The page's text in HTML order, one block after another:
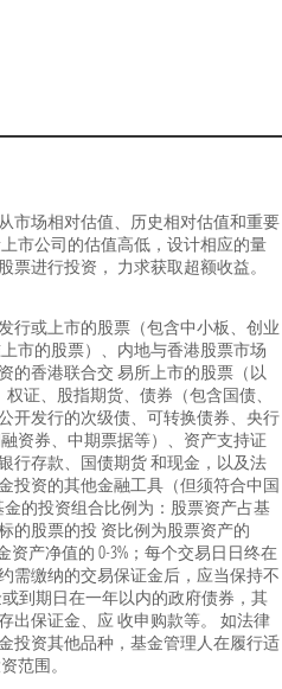
市场相对估值、历史相对估值和重要
市公司的估值高低，设计相应的量
票进行投资， 力求获取超额收益。
行或上市的股票（包含中小板、创业
市的股票）、内地与香港股票市场
的香港联合交 易所上市的股票（以
证、股指期货、债券（包含国债、
开发行的次级债、可转换债券、央行
资券、中期票据等）、资产支持证
行存款、国债期货 和现金，以及法
投资的其他金融工具（但须符合中国
的投资组合比例为：股票资产占基
的股票的投 资比例为股票资产的
资产净值的 0-3%；每个交易日日终在
需缴纳的交易保证金后，应当保持不
到期日在一年以内的政府债券，其
出保证金、应 收申购款等。 如法律
投资其他品种，基金管理人在履行适
范围。